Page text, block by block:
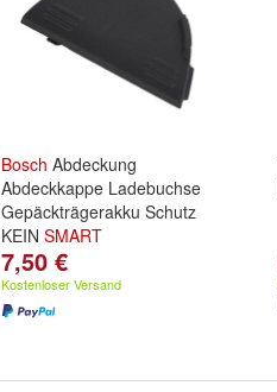
Bosch Abdeckung
Abdeckkappe Ladebuchse
Gepäckträgerakku Schutz
KEIN SMART
7,50 €
Kostenloser Versand